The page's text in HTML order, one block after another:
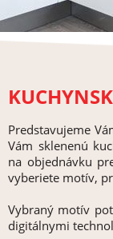
Predstavujeme
Vám sklenenú
na objednávku
vyberiete motív,
Vybraný motív
digitálnymi